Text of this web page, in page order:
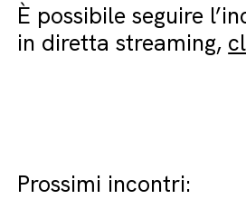
È possibile seguire
in diretta streaming,
Prossimi incontri: